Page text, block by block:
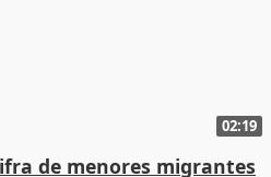
02:19
de menores migrantes